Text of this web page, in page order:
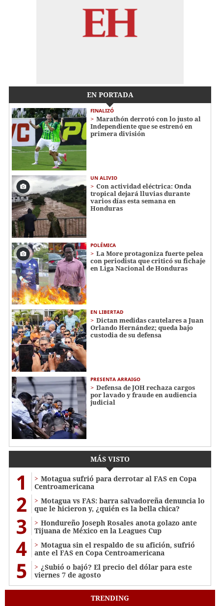
EN PORTADA
FINALIZÓ
Marathón derrotó con lo justo al
Independiente que se estrenó en
primera división
UN ALIVIO
Con actividad eléctrica: Onda
tropical dejará lluvias durante
varios días esta semana en
Honduras
POLÉMICA
La More protagoniza fuerte pelea
con periodista que criticó su fichaje
en Liga Nacional de Honduras
EN LIBERTAD
Dictan medidas cautelares a Juan
Orlando Hernández; queda bajo
custodia de su defensa
PRESENTA ARRAIGO
Defensa de JOH rechaza cargos
por lavado y fraude en audiencia
judicial
MÁS VISTO
1
Motagua sufrió para derrotar al FAS en Copa
Centroamericana
2
Motagua vs FAS: barra salvadoreña denuncia lo
que le hicieron y, ¿quién es la bella chica?
3
Hondureño Joseph Rosales anota golazo ante
Tijuana de México en la Leagues Cup
4
Motagua sin el respaldo de su afición, sufrió
ante el FAS en Copa Centroamericana
5
¿Subió o bajó? El precio del dólar para este
viernes 7 de agosto
TRENDING